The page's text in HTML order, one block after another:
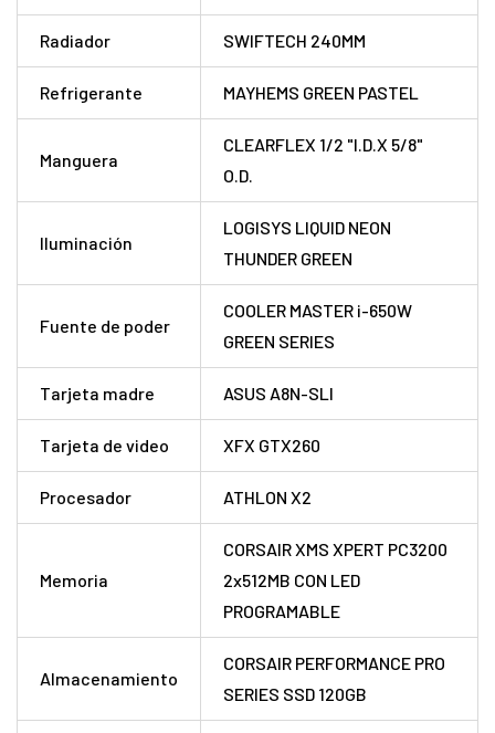
Radiador SWIFTECH 240MM
Refrigerante MAYHEMS GREEN PASTEL
Manguera
CLEARFLEX 1/2 "I.D.X 5/8"
O.D.
Iluminación
LOGISYS LIQUID NEON
THUNDER GREEN
Fuente de poder
COOLER MASTER i-650W
GREEN SERIES
Tarjeta madre ASUS A8N-SLI
Tarjeta de video XFX GTX260
Procesador ATHLON X2
Memoria
CORSAIR XMS XPERT PC3200
2x512MB CON LED
PROGRAMABLE
Almacenamiento
CORSAIR PERFORMANCE PRO
SERIES SSD 120GB